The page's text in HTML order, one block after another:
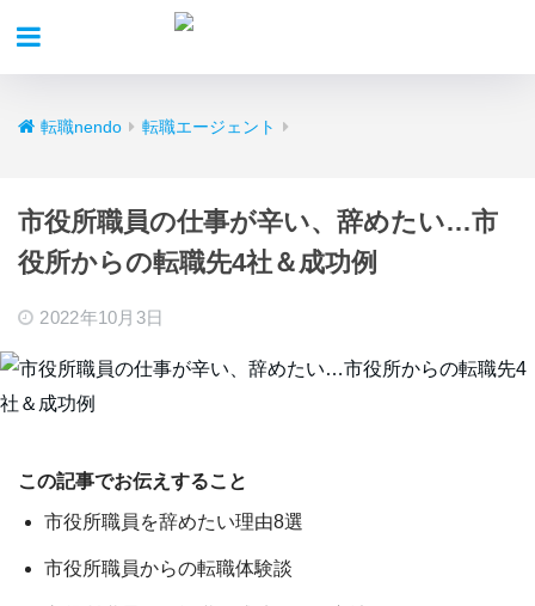
転職nendo 転職エージェント
市役所職員の仕事が辛い、辞めたい…市
役所からの転職先4社＆成功例
2022年10月3日
この記事でお伝えすること
市役所職員を辞めたい理由8選
市役所職員からの転職体験談